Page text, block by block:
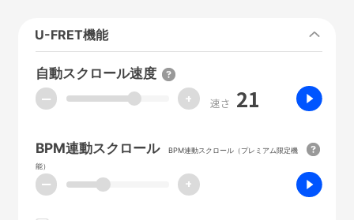
U-FRET機能
自動スクロール速度
ー + 速さ 21
BPM連動スクロール
BPM連動スクロール（プレミアム限定機
能）
ー +